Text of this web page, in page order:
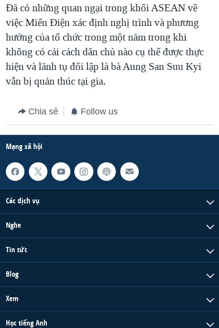
Đã có những quan ngại trong khối ASEAN về
việc Miến Điện xác định nghị trình và phương
hướng của tổ chức trong một năm trong khi
không có cải cách dân chủ nào cụ thể được thực
hiện và lãnh tụ đối lập là bà Aung San Suu Kyi
vẫn bị quản thúc tại gia.
Chia sẻ Follow us
Mạng xã hội
Các dịch vụ
Nghe
Tin tức
Blog
Xem
Học tiếng Anh